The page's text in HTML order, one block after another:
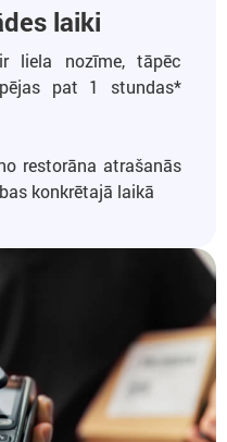
laiki
liela nozīme, tāpēc
pat 1 stundas*
restorāna atrašanās
konkrētajā laikā